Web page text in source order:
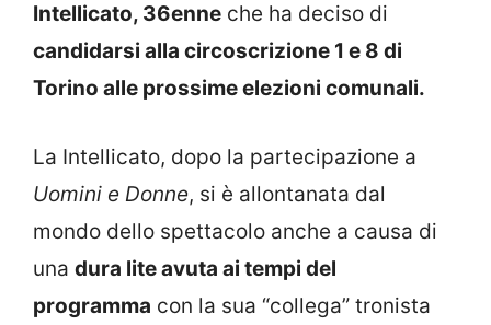
Intellicato, 36enne che ha deciso di
candidarsi alla circoscrizione 1 e 8 di
Torino alle prossime elezioni comunali.
La Intellicato, dopo la partecipazione a
Uomini e Donne, si è allontanata dal
mondo dello spettacolo anche a causa di
una dura lite avuta ai tempi del
programma con la sua “collega” tronista